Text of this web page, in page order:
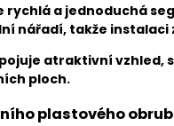
rychlá a jednoduchá
nářadí, takže instalaci
atraktivní vzhled,
ploch.
plastového